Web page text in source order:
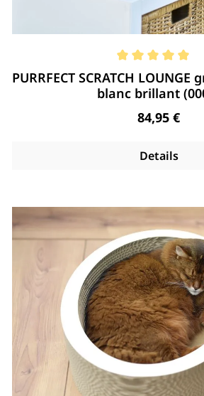
Note moyenne de 5 de 5 étoiles
PURRFECT SCRATCH
blanc brillant
Regulärer
84,95 €
Details